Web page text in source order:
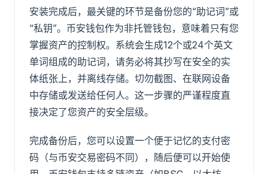
安装完成后，最关键的环节是备份您的“助记词”或
“私钥”。币安钱包作为非托管钱包，意味着只有您
掌握资产的控制权。系统会生成12个或24个英文
单词组成的助记词，请务必将其抄写在安全的实
体纸张上，并离线存储。切勿截图、在联网设备
中存储或发送给任何人。这一步骤的严谨程度直
接决定了您资产的安全层级。
完成备份后，您可以设置一个便于记忆的支付密
码（与币安交易密码不同），随后便可以开始使